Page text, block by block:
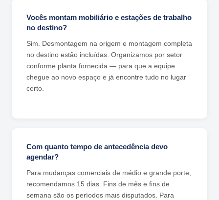
Vocês montam mobiliário e estações de trabalho
no destino?
Sim. Desmontagem na origem e montagem completa
no destino estão incluídas. Organizamos por setor
conforme planta fornecida — para que a equipe
chegue ao novo espaço e já encontre tudo no lugar
certo.
Com quanto tempo de antecedência devo
agendar?
Para mudanças comerciais de médio e grande porte,
recomendamos 15 dias. Fins de mês e fins de
semana são os períodos mais disputados. Para